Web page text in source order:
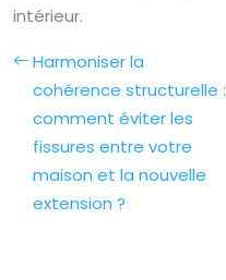
intérieur.
Harmoniser la
cohérence structurelle :
comment éviter les
fissures entre votre
maison et la nouvelle
extension ?